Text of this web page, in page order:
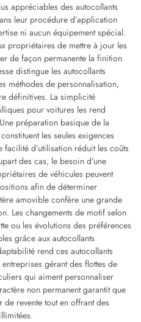
appréciables des autocollants
leur procédure d’application
ni aucun équipement spécial.
propriétaires de mettre à jour les
de façon permanente la finition
distingue les autocollants
méthodes de personnalisation,
définitives. La simplicité
pour voitures les rend
préparation basique de la
les seules exigences
d’utilisation réduit les coûts
des cas, le besoin d’une
de véhicules peuvent
afin de déterminer
amovible confère une grande
Les changements de motif selon
ou les évolutions des préférences
grâce aux autocollants
rend ces autocollants
gérant des flottes de
qui aiment personnaliser
non permanent garantit que
de revente tout en offrant des